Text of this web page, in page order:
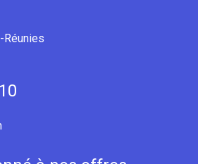
Réunies